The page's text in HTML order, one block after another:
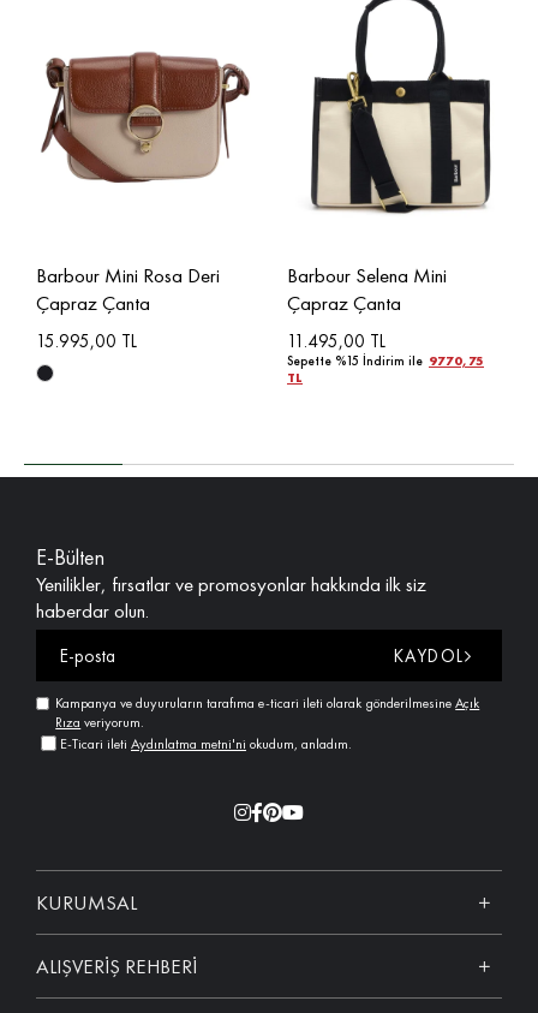
Barbour Mini Rosa Deri
Çapraz Çanta
15.995,00 TL
Barbour Selena Mini
Çapraz Çanta
11.495,00 TL
Sepette %15 İndirim ile 9770,75
TL
E-Bülten
Yenilikler, fırsatlar ve promosyonlar hakkında ilk siz
haberdar olun.
KAYDOL
Kampanya ve duyuruların tarafıma e-ticari ileti olarak gönderilmesineAçık
Rıza veriyorum.
E-Ticari ileti Aydınlatma metni'ni okudum, anladım.
KURUMSAL
ALIŞVERİŞ REHBERİ